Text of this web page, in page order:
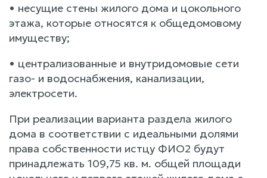
• несущие стены жилого дома и цокольного
этажа, которые относятся к общедомовому
имуществу;
• централизованные и внутридомовые сети
газо- и водоснабжения, канализации,
электросети.
При реализации варианта раздела жилого
дома в соответствии с идеальными долями
права собственности истцу ФИО2 будут
принадлежать 109,75 кв. м. общей площади